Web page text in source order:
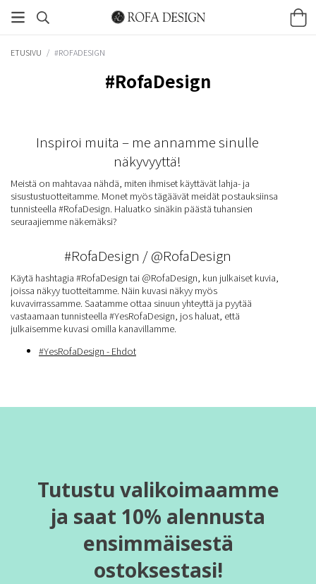
ETUSIVU / #ROFADESIGN
#RofaDesign
Inspiroi muita – me annamme sinulle
näkyvyyttä!
Meistä on mahtavaa nähdä, miten ihmiset käyttävät lahja- ja
sisustustuotteitamme. Monet myös tägäävät meidät postauksiinsa
tunnisteella #RofaDesign. Haluatko sinäkin päästä tuhansien
seuraajiemme näkemäksi?
#RofaDesign / @RofaDesign
Käytä hashtagia #RofaDesign tai @RofaDesign, kun julkaiset kuvia,
joissa näkyy tuotteitamme. Näin kuvasi näkyy myös
kuvavirrassamme. Saatamme ottaa sinuun yhteyttä ja pyytää
vastaamaan tunnisteella #YesRofaDesign, jos haluat, että
julkaisemme kuvasi omilla kanavillamme.
#YesRofaDesign - Ehdot
Tutustu valikoimaamme
ja saat 10% alennusta
ensimmäisestä
ostoksestasi!